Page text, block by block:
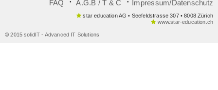
FAQ ᛫ A.G.B / T & C ᛫ Impressum/Datenschutz
star education AG • Seefeldstrasse 307 • 8008 Zürich
www.star-education.ch
©2015 solidIT - Advanced IT Solutions